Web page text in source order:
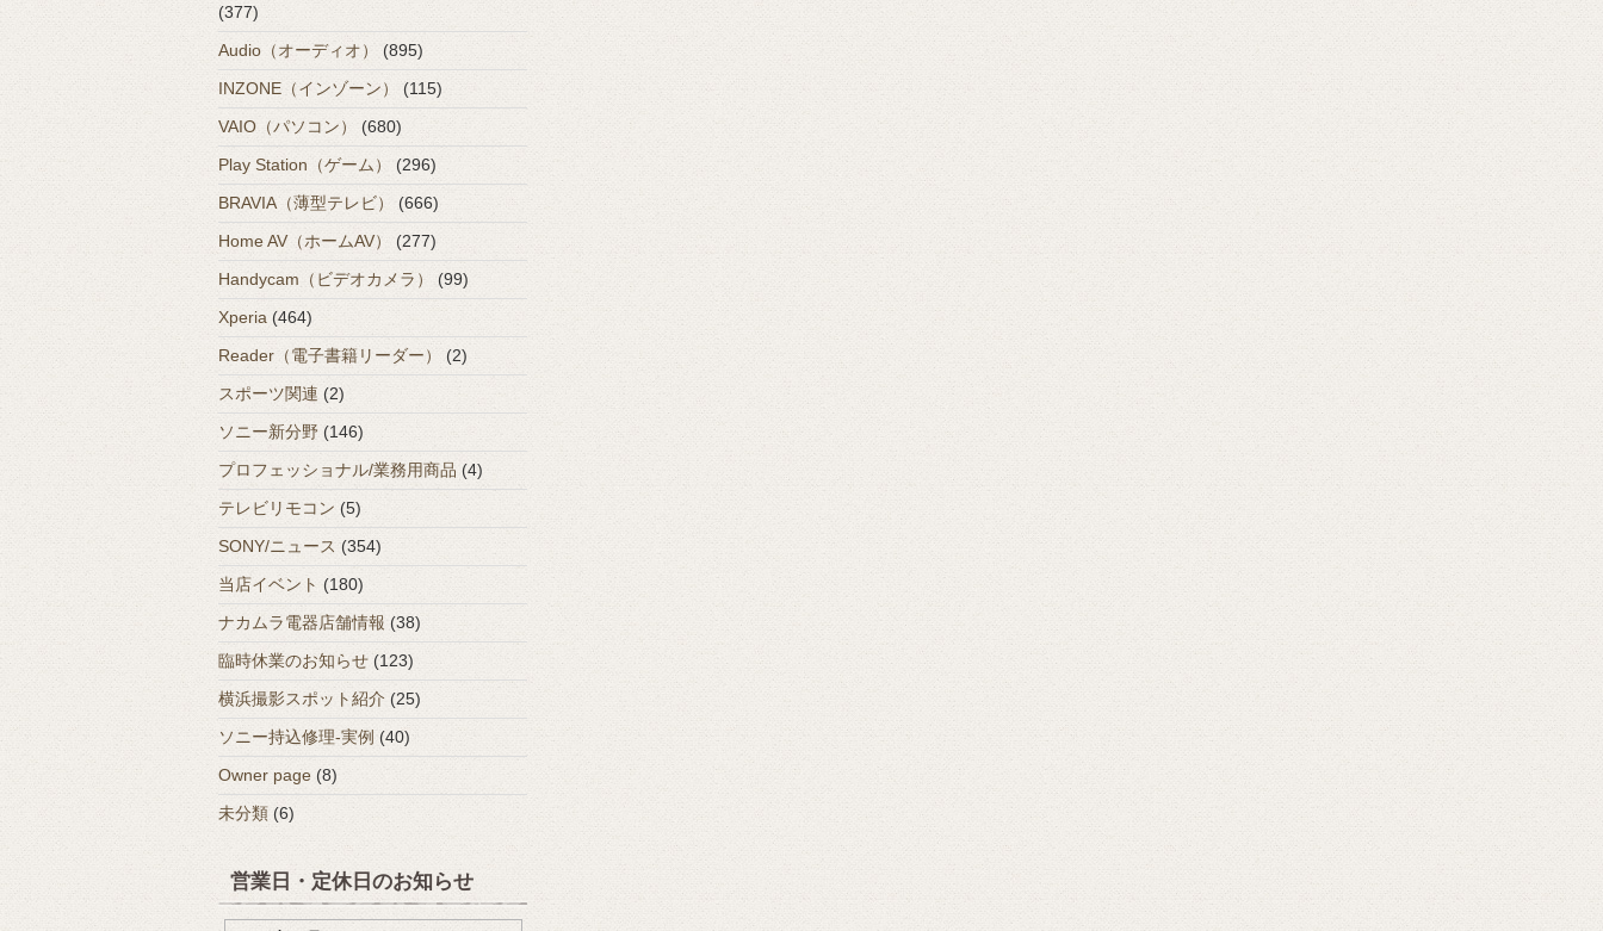
(377)
Audio（オーディオ）
(895)
INZONE（インゾーン）
(115)
VAIO（パソコン）
(680)
Play Station（ゲーム）
(296)
BRAVIA（薄型テレビ）
(666)
Home AV（ホームAV）
(277)
Handycam（ビデオカメラ）
(99)
Xperia (464)
Reader（電子書籍リーダー）
(2)
スポーツ関連 (2)
ソニー新分野 (146)
プロフェッショナル/業務用商品 (4)
テレビリモコン (5)
SONY/ニュース (354)
当店イベント (180)
ナカムラ電器店舗情報 (38)
臨時休業のお知らせ (123)
横浜撮影スポット紹介 (25)
ソニー持込修理-実例 (40)
Owner page (8)
未分類 (6)
営業日・定休日のお知らせ